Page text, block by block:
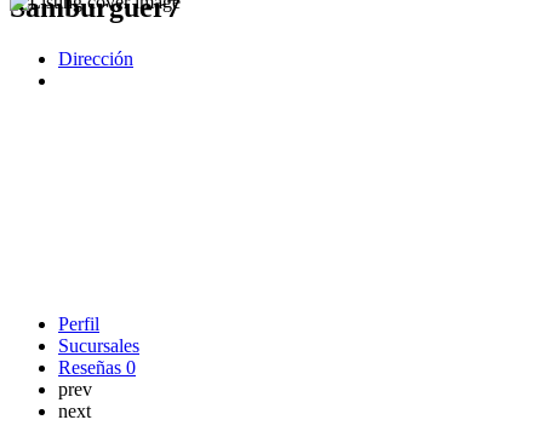
Samburguer7
Dirección
Perfil
Sucursales
Reseñas 0
prev
next